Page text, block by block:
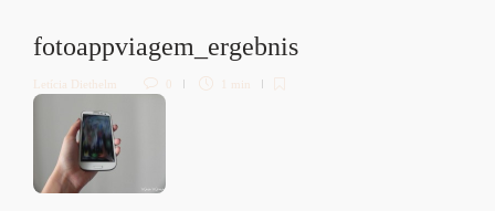
fotoappviagem_ergebnis
Letícia Diethelm 0 1 min